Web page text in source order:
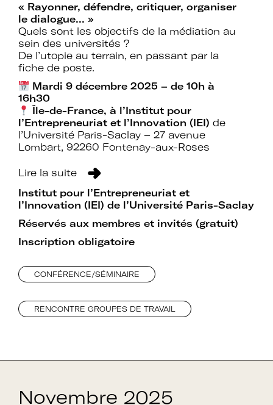
« Rayonner, défendre, critiquer, organiser
le dialogue… »
Quels sont les objectifs de la médiation au
sein des universités ?
De l’utopie au terrain, en passant par la
fiche de poste.
Mardi 9 décembre 2025 – de 10h à
16h30
Île-de-France, à l’Institut pour
l’Entrepreneuriat et l’Innovation (IEI) de
l’Université Paris-Saclay – 27 avenue
Lombart, 92260 Fontenay-aux-Roses
Lire la suite
Institut pour l’Entrepreneuriat et
l’Innovation (IEI) de l’Université Paris-Saclay
Réservés aux membres et invités (gratuit)
Inscription obligatoire
CONFÉRENCE/SÉMINAIRE
RENCONTRE GROUPES DE TRAVAIL
Novembre 2025